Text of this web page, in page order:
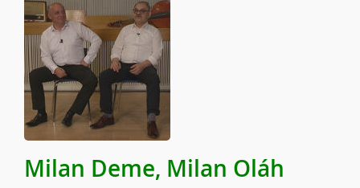
Milan Deme, Milan Oláh